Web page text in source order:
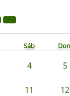
Sáb
4 5
11 12